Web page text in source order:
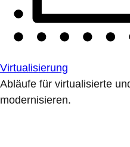
Virtualisierung
Abläufe für virtualisierte
modernisieren.